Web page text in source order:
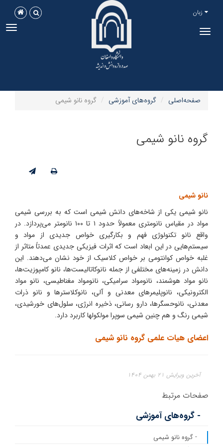
Toggle
زبان
صفحه‌اصلی گروه‌های آموزشی گروه نانو شیمی
گروه نانو شیمی
نانو شیمی
نانو شیمی یکی از شاخه‌های دانش شیمی است که به بررسی شیمی
مواد در مقیاس نانومتری معمولاً حدود ۱ تا ۱۰۰ نانومتر می‌پردازد. در
واقع نانو تکنولوژی فهم و بکارگیری خواص جدیدی از مواد و
سیستم‌هایی در این ابعاد است که اثرات فیزیکی جدیدی عمدتاً متاثر از
غلبه خواص کوانتومی بر خواص کلاسیک از خود نشان می‌دهند. این
دانش در زمینه‌های مختلفی از جمله نانوکاتالیست‌ها، نانو کامپوزیت‌ها،
نانو مواد هوشمند، نانومواد سرامیکی، نانومواد مغناطیسی، نانو مواد
الکترونیکی، نانوپلیمرهای معدنی و آلی، نانوکلاسترها و نانو ذرات
معدنی، نانوحسگرها، دارو ‌رسانی، ذخیره انرژی، سلول‌های خورشیدی،
شیمی رنگ و هم چنین شیمی سوپرا مولکولها کاربرد دارد.
اعضای هیات علمی گروه نانو شیمی
آخرین ویرایش ۲۱ بهمن ۱۴۰۴
صفحات مرتبط
- گروه‌های آموزشی
- گروه نانو شیمی